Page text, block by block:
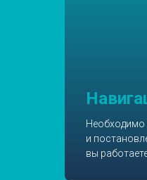
Необходимо
и
вы